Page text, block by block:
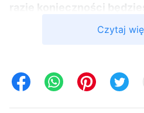
razie konieczności
zidentyfikować i
usposobieniu, to kiedy
Czytaj